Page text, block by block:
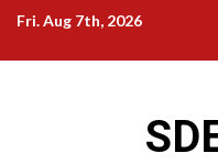
Skip
content
Fri. Aug 7th, 2026